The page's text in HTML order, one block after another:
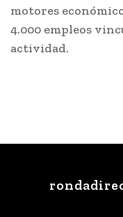
motores
4.000 empleos
actividad.